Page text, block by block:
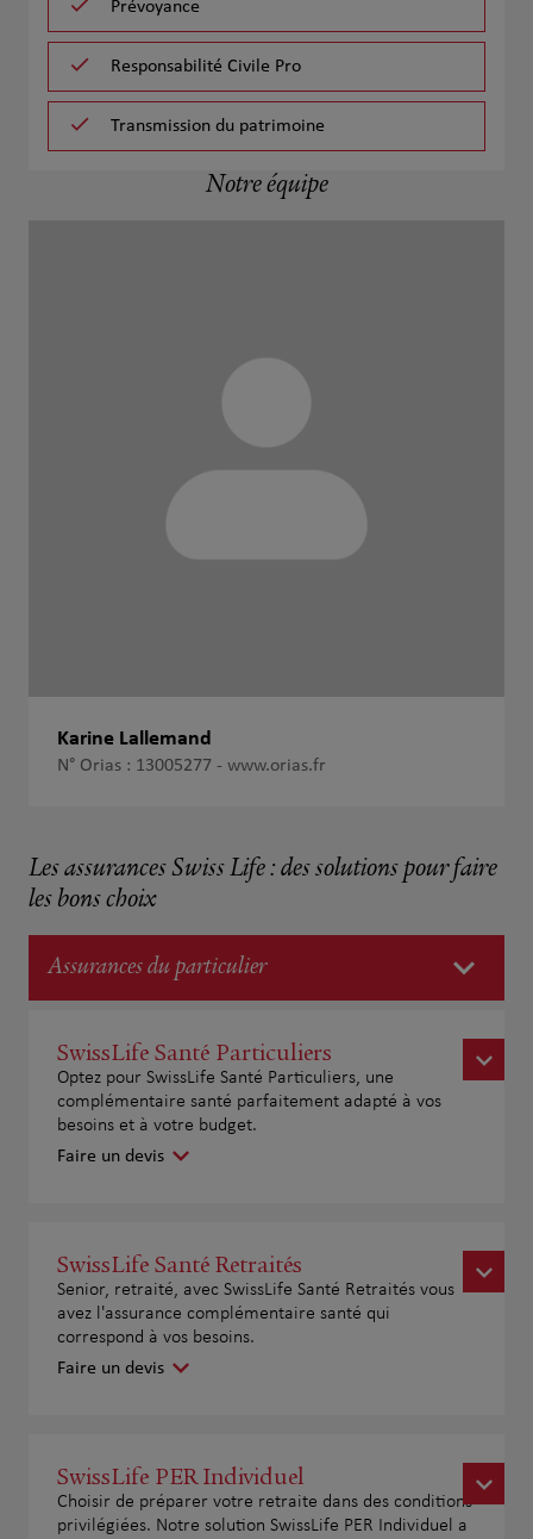
Prévoyance
Responsabilité Civile Pro
Transmission du patrimoine
Notre équipe
Karine Lallemand
N° Orias : 13005277 - www.orias.fr
Les assurances Swiss Life : des solutions pour faire
les bons choix
Assurances du particulier
SwissLife Santé Particuliers
Optez pour SwissLife Santé Particuliers, une
complémentaire santé parfaitement adapté à vos
besoins et à votre budget.
Faire un devis
SwissLife Santé Retraités
Senior, retraité, avec SwissLife Santé Retraités vous
avez l'assurance complémentaire santé qui
correspond à vos besoins.
Faire un devis
SwissLife PER Individuel
Choisir de préparer votre retraite dans des conditions
privilégiées. Notre solution SwissLife PER Individuel a